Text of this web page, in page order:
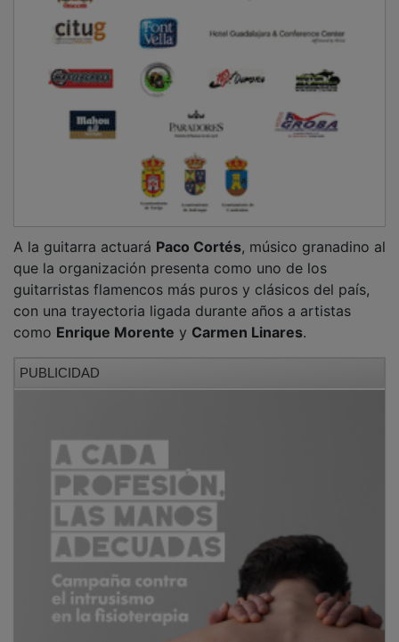
que la organización presenta como uno de los
guitarristas flamencos más puros y clásicos del país,
con una trayectoria ligada durante años a artistas
comoEnrique Morentey Carmen Linares.